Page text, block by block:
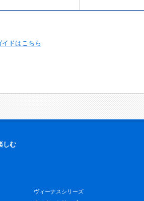
ドはこちら
しむ
ヴィーナスシリーズ